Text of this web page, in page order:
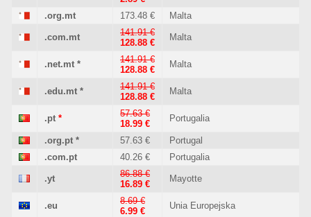
.org.mt 173.48 € Malta
.com.mt
141.91 €
128.88 €
Malta
.net.mt *
141.91 €
128.88 €
Malta
.edu.mt *
141.91 €
128.88 €
Malta
.pt *
57.63 €
18.99 €
Portugalia
.org.pt * 57.63 €
Portugal
.com.pt
40.26 € Portugalia
.yt
86.88 €
16.89 €
Mayotte
.eu
8.69 €
6.99 €
Unia Europejska